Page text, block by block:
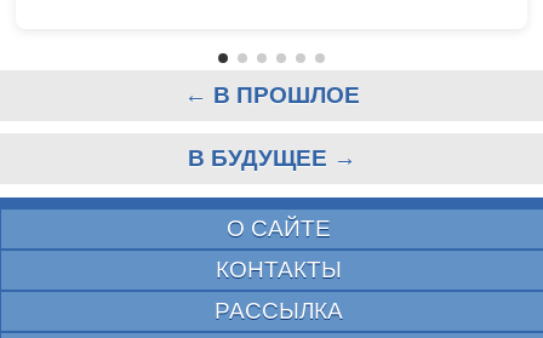
← В ПРОШЛОЕ
В БУДУЩЕЕ →
О САЙТЕ
КОНТАКТЫ
РАССЫЛКА